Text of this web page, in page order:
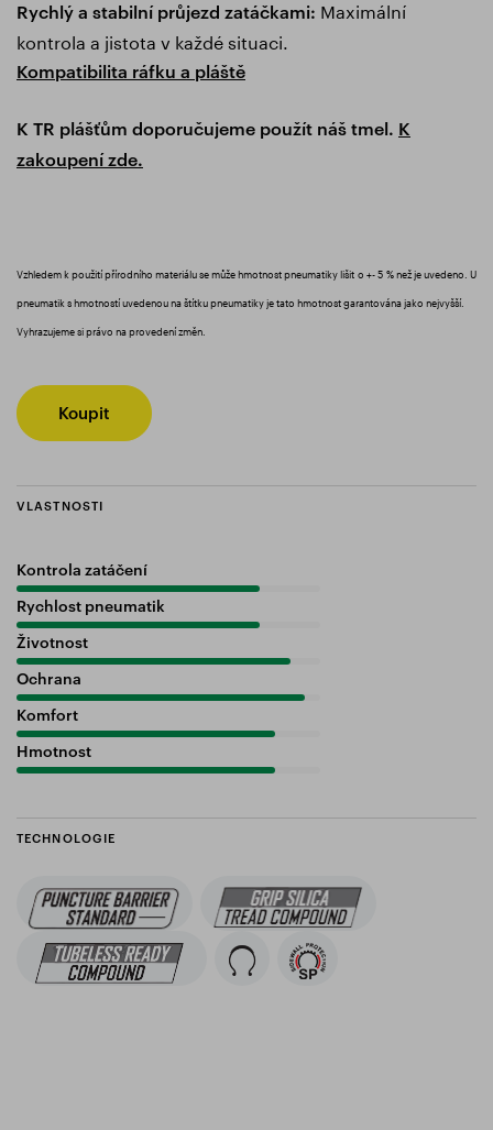
Rychlý a stabilní průjezd zatáčkami: Maximální
kontrola a jistota v každé situaci.
Kompatibilita ráfku a pláště
K TR plášťům doporučujeme použít náš tmel. K
zakoupení zde.
Vzhledem k použití přírodního materiálu se může hmotnost pneumatiky lišit o +- 5 % než je uvedeno. U
pneumatik s hmotností uvedenou na štítku pneumatiky je tato hmotnost garantována jako nejvyšší.
Vyhrazujeme si právo na provedení změn.
Koupit
VLASTNOSTI
Kontrola zatáčení
Rychlost pneumatik
Životnost
Ochrana
Komfort
Hmotnost
TECHNOLOGIE